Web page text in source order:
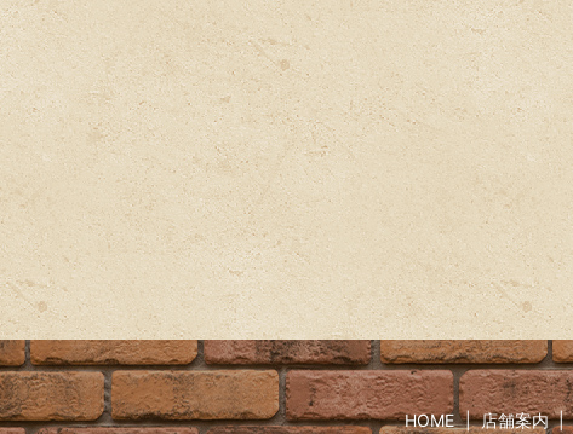
HOME 店舗案内